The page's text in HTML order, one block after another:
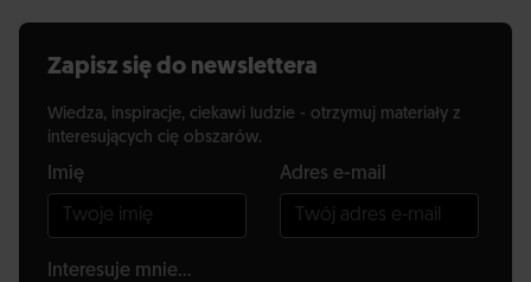
Zapisz się do newslettera
Wiedza, inspiracje, ciekawi ludzie - otrzymuj materiały z
interesujących cię obszarów.
Imię Adres e-mail
Interesuje mnie...